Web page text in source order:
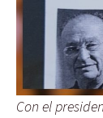
Con el